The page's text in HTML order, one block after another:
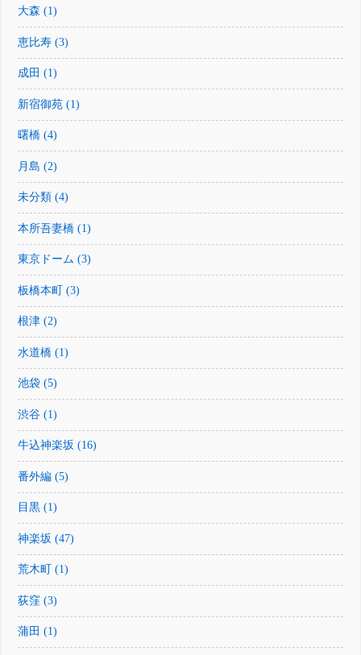
大森 (1)
恵比寿 (3)
成田 (1)
新宿御苑 (1)
曙橋 (4)
月島 (2)
未分類 (4)
本所吾妻橋 (1)
東京ドーム (3)
板橋本町 (3)
根津 (2)
水道橋 (1)
池袋 (5)
渋谷 (1)
牛込神楽坂 (16)
番外編 (5)
目黒 (1)
神楽坂 (47)
荒木町 (1)
荻窪 (3)
蒲田 (1)